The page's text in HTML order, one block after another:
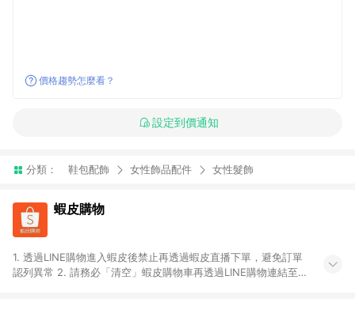
價格趨勢怎麼看？
設定到價通知
分類： 鞋包配飾 女性飾品配件 女性髮飾
蝦皮購物
1. 透過LINE購物進入蝦皮後禁止再透過蝦皮直播下單，避免訂單
認列異常 2. 請務必「清空」蝦皮購物車再透過LINE購物連結至蝦